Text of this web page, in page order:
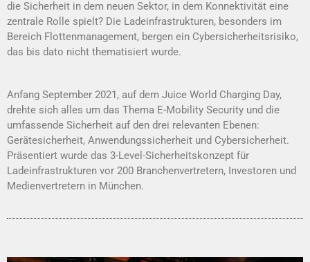
die Sicherheit in dem neuen Sektor, in dem Konnek­tivität eine
zentrale Rolle spielt? Die Lade­infra­struk­turen, besonders im
Bereich Flotten­manage­ment, bergen ein Cy­ber­sicherheits­risiko,
das bis dato nicht thematisiert wurde.
Anfang September 2021, auf dem Juice World Charging Day,
drehte sich alles um das Thema E-Mobility Security und die
umfassende Sicherheit auf den drei relevanten Ebe­nen:
Gerätesicherheit, Anwendungssicherheit und Cybersi­cherheit.
Präsentiert wurde das 3-Level-Sicherheitskonzept für
Ladeinfrastrukturen vor 200 Branchenvertretern, In­­vestoren und
Medienvertretern in München.